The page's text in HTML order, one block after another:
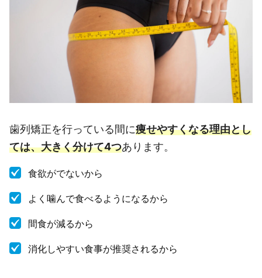
歯列矯正を行っている間に痩せやすくなる理由とし
ては、大きく分けて4つあります。
食欲がでないから
よく噛んで食べるようになるから
間食が減るから
消化しやすい食事が推奨されるから